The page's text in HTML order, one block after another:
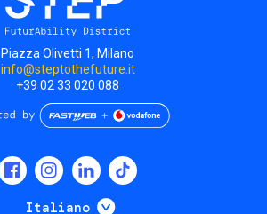
Piazza Olivetti 1, Milano
info@steptothefuture.it
+39 02 33 020 088
Italiano Mostra ulteriori